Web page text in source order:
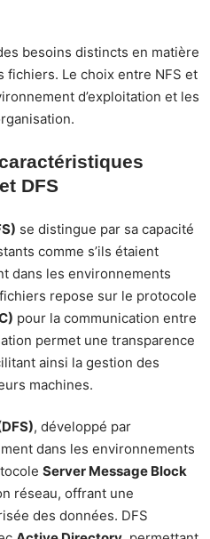
besoins distincts en matière
fichiers. Le choix entre NFS et
d’exploitation et les
DFS
se distingue par sa capacité
comme s’ils étaient
dans les environnements
repose sur le protocole
pour la communication entre
permet une transparence
ainsi la gestion des
machines.
, développé par
dans les environnements
Server Message Block
réseau, offrant une
des données. DFS